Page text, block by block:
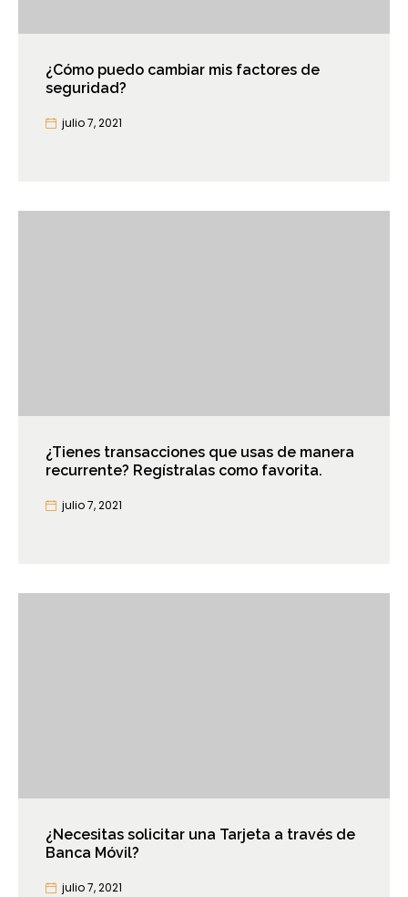
¿Cómo puedo cambiar mis factores de
seguridad?
julio 7, 2021
¿Tienes transacciones que usas de manera
recurrente? Regístralas como favorita.
julio 7, 2021
¿Necesitas solicitar una Tarjeta a través de
Banca Móvil?
julio 7, 2021